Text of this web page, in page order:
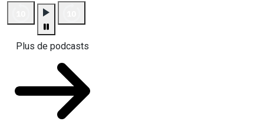
Plus de podcasts